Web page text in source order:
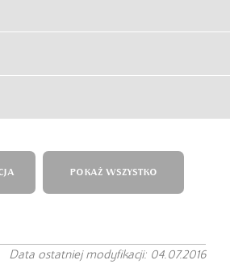
POKAŻ WSZYSTKO
Data ostatniej modyfikacji: 04.07.2016